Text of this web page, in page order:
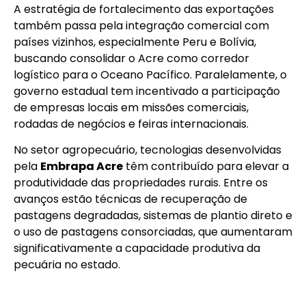
A estratégia de fortalecimento das exportações
também passa pela integração comercial com
países vizinhos, especialmente Peru e Bolívia,
buscando consolidar o Acre como corredor
logístico para o Oceano Pacífico. Paralelamente, o
governo estadual tem incentivado a participação
de empresas locais em missões comerciais,
rodadas de negócios e feiras internacionais.
No setor agropecuário, tecnologias desenvolvidas
pela Embrapa Acre têm contribuído para elevar a
produtividade das propriedades rurais. Entre os
avanços estão técnicas de recuperação de
pastagens degradadas, sistemas de plantio direto e
o uso de pastagens consorciadas, que aumentaram
significativamente a capacidade produtiva da
pecuária no estado.